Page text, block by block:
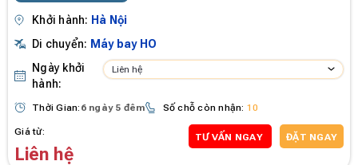
Khởi hành: Hà Nội
Di chuyển: Máy bay HO
Ngày khởi
hành:
Liên hệ
Thời Gian: 6 ngày 5 đêm Số chỗ còn nhận: 10
Giá từ:
Liên hệ
TƯ VẤN NGAY ĐẶT NGAY